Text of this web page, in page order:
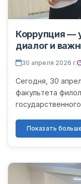
Коррупция —
диалог и
30 апреля 2026 г.
Сегодня, 30
факультета
мероприятии...
Показать